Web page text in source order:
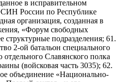
в исправительном
России по Республике
организация, созданная в
«Форум свободных
структурные подразделения; 61.
2-ой батальон специального
отдельного Славянского полка
(войсковая часть 3035); 62.
объединение «Национально-